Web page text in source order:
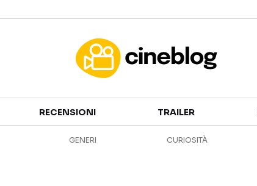
CANALI STREAMING
RECENSIONI TRAILER
GENERI CURIOSITÀ